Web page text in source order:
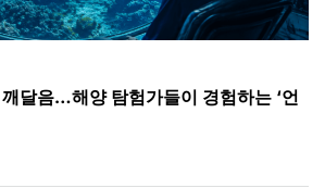
달음…해양 탐험가들이 경험하는 ‘언